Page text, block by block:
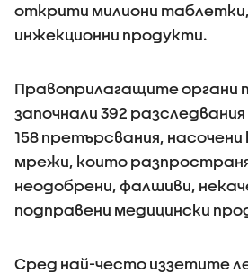
открити милиони таблетки,
инжекционни продукти.
Правоприлагащите органи
започнали 392
158 претърсвания,
мрежи, които
неодобрени, фалшиви,
подправени медицински
Сред най-често иззетите